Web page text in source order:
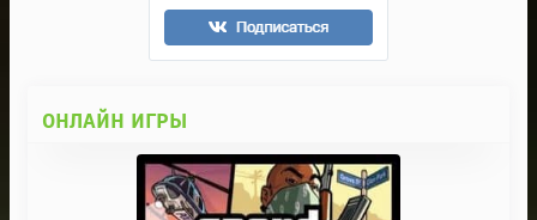
ОНЛАЙН ИГРЫ